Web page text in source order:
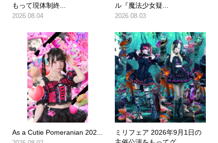
もって現体制終...
2026.08.04
ル『魔法少女疑...
2026.08.03
As a Cutie Pomeranian 202...
ミリフェア 2026年9月1日の